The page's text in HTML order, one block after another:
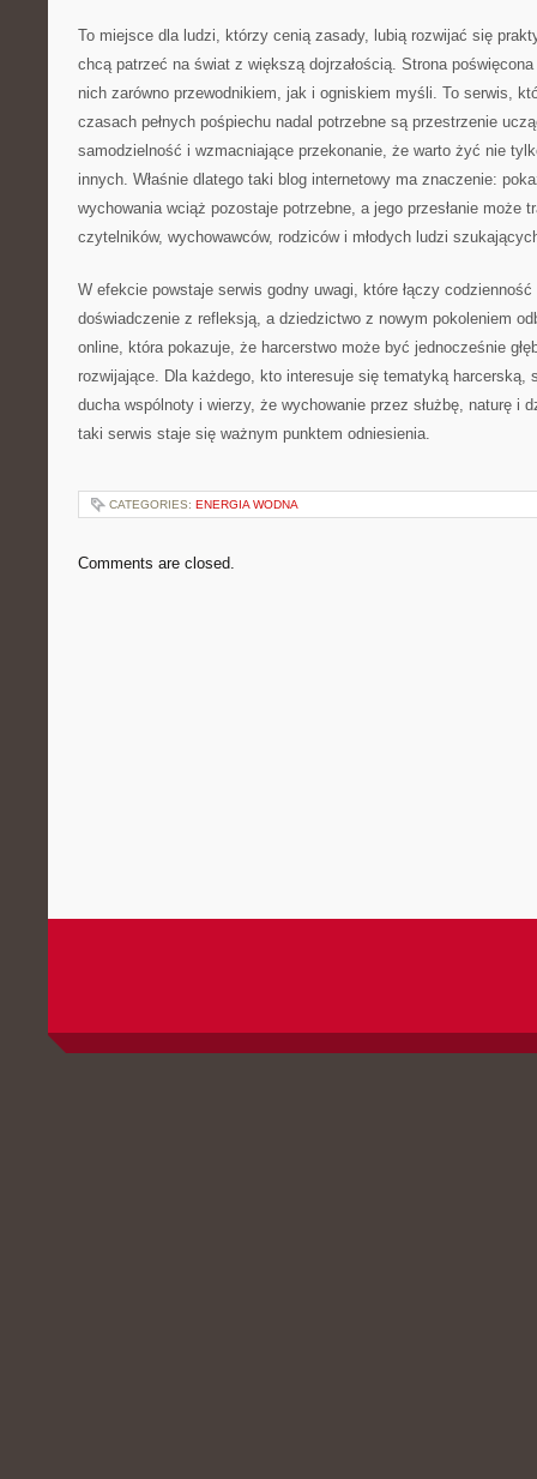
To miejsce dla ludzi, którzy cenią zasady, lubią rozwijać się
chcą patrzeć na świat z większą dojrzałością. Strona
nich zarówno przewodnikiem, jak i ogniskiem myśli. To serwis,
czasach pełnych pośpiechu nadal potrzebne są przestrzenie
samodzielność i wzmacniające przekonanie, że warto żyć nie
innych. Właśnie dlatego taki blog internetowy ma znaczenie:
wychowania wciąż pozostaje potrzebne, a jego przesłanie może
czytelników, wychowawców, rodziców i młodych ludzi
W efekcie powstaje serwis godny uwagi, które łączy
doświadczenie z refleksją, a dziedzictwo z nowym pokoleniem
online, która pokazuje, że harcerstwo może być jednocześnie
rozwijające. Dla każdego, kto interesuje się tematyką harcerską,
ducha wspólnoty i wierzy, że wychowanie przez służbę, naturę i
taki serwis staje się ważnym punktem odniesienia.
CATEGORIES: ENERGIA WODNA
Comments are closed.